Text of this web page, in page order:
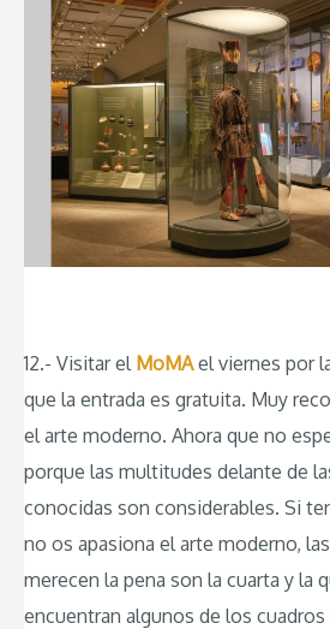
12.- Visitar el MoMAel viernes por
que la entrada es gratuita. Muy
el arte moderno. Ahora que no
porque las multitudes delante de
conocidas son considerables. Si
no os apasiona el arte moderno,
merecen la pena son la cuarta y la
encuentran algunos de los